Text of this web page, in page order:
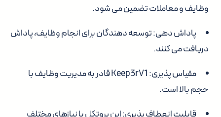
وظایف و معاملات تضمین می شود.
پاداش دهی:توسعه دهندگان برای انجام وظایف، پاداش
دریافت می کنند.
مقیاس پذیری:
Keep3rV1 قادر به مدیریت وظایف با
حجم بالا است.
قابلیت انعطاف پذیری:این پروتکل با نیازهای مختلف